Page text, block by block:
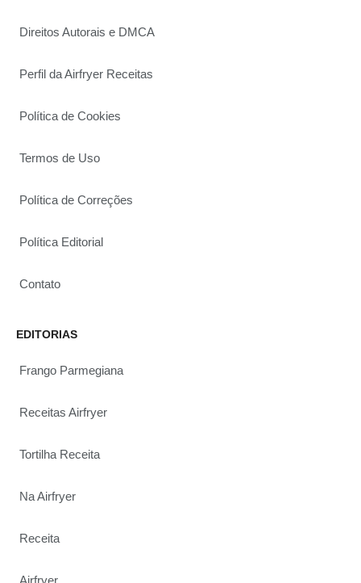
Direitos Autorais e DMCA
Perfil da Airfryer Receitas
Política de Cookies
Termos de Uso
Política de Correções
Política Editorial
Contato
EDITORIAS
Frango Parmegiana
Receitas Airfryer
Tortilha Receita
Na Airfryer
Receita
Airfryer